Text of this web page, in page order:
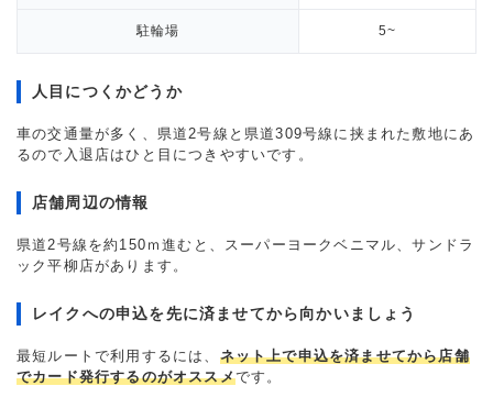
駐輪場 5~
人目につくかどうか
車の交通量が多く、県道2号線と県道309号線に挟まれた敷地にあ
るので入退店はひと目につきやすいです。
店舗周辺の情報
県道2号線を約150ｍ進むと、スーパーヨークベニマル、サンドラ
ック平柳店があります。
レイクへの申込を先に済ませてから向かいましょう
最短ルートで利用するには、 ネット上で申込を済ませてから店舗
でカード発行するのがオススメです。